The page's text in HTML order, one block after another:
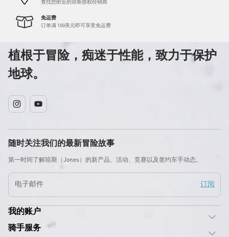
查找您附近的琼斯授权经销商
免运费
订单满 100美元即可享受免运费
植根于冒险，痴迷于性能，致力于保护
地球。
InstagramYouTube
随时关注我们的最新冒险故事
第一时间了解琼斯（Jones）的新产品、活动、竞赛以及签约车手动态。
电子邮件
订阅
我的账户
骑手服务